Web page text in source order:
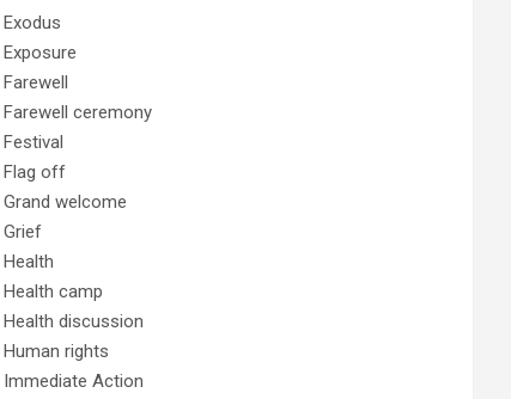
Exodus
Exposure
Farewell
Farewell ceremony
Festival
Flag off
Grand welcome
Grief
Health
Health camp
Health discussion
Human rights
Immediate Action